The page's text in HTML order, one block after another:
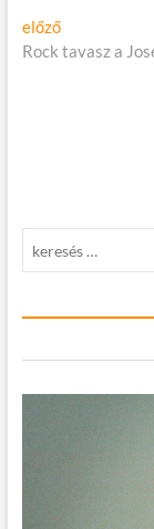
Bejegyzés
navigáció
előzőElőző
cikk:
Rock tavasz a